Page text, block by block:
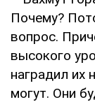
Почему?
вопрос.
высокого
наградил их
могут. Они